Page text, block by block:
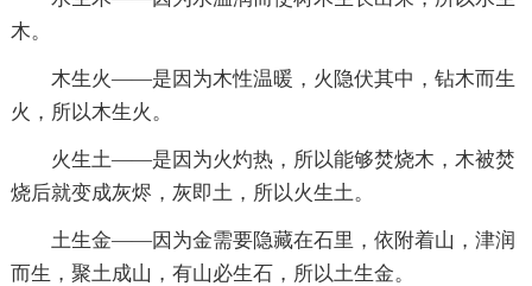
木。
木生火——是因为木性温暖，火隐伏其中，钻木而生
火，所以木生火。
火生土——是因为火灼热，所以能够焚烧木，木被焚
烧后就变成灰烬，灰即土，所以火生土。
土生金——因为金需要隐藏在石里，依附着山，津润
而生，聚土成山，有山必生石，所以土生金。